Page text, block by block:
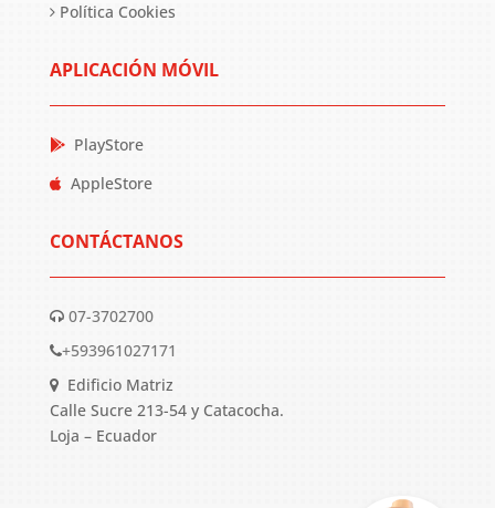
Política Cookies
APLICACIÓN MÓVIL
PlayStore
AppleStore
CONTÁCTANOS
07-3702700
+593961027171
Edificio Matriz
Calle Sucre 213-54 y Catacocha.
Loja – Ecuador